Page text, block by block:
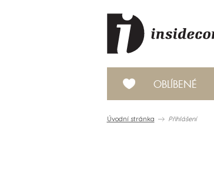
OBLÍBENÉ
Úvodní stránka Přihlášení